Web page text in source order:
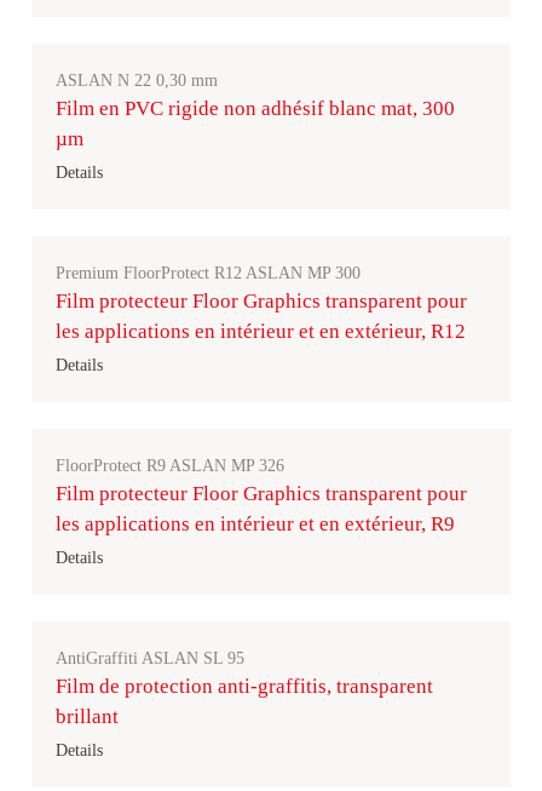
ASLAN N 22 0,30 mm
Film en PVC rigide non adhésif blanc mat, 300
µm
Details
Premium FloorProtect R12 ASLAN MP 300
Film protecteur Floor Graphics transparent pour
les applications en intérieur et en extérieur, R12
Details
FloorProtect R9 ASLAN MP 326
Film protecteur Floor Graphics transparent pour
les applications en intérieur et en extérieur, R9
Details
AntiGraffiti ASLAN SL 95
Film de protection anti-graffitis, transparent
brillant
Details